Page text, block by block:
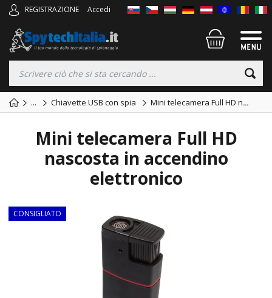
REGISTRAZIONE Accedi
... Chiavette USB con spia Mini telecamera Full HD n...
Mini telecamera Full HD
nascosta in accendino
elettronico
CONSIGLIATO